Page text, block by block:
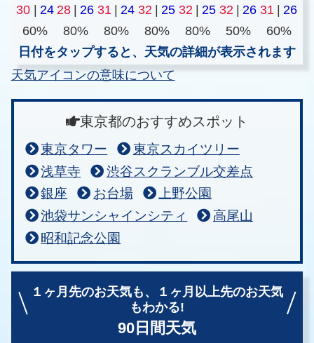
30 | 24 28 | 26 31 | 24 32 | 25 32 | 25 32 | 26 31 | 26
60%
80% 80% 80% 80% 50%
60%
日付をタップすると、天気の詳細が表示されます
天気アイコンの意味について
東京都のおすすめスポット
東京タワー
東京スカイツリー
浅草寺
渋谷スクランブル交差点
銀座
お台場
上野公園
池袋サンシャインシティ
高尾山
昭和記念公園
１ヶ月先のお天気も、
１ヶ月以上先のお天気
もわかる!
90日間天気